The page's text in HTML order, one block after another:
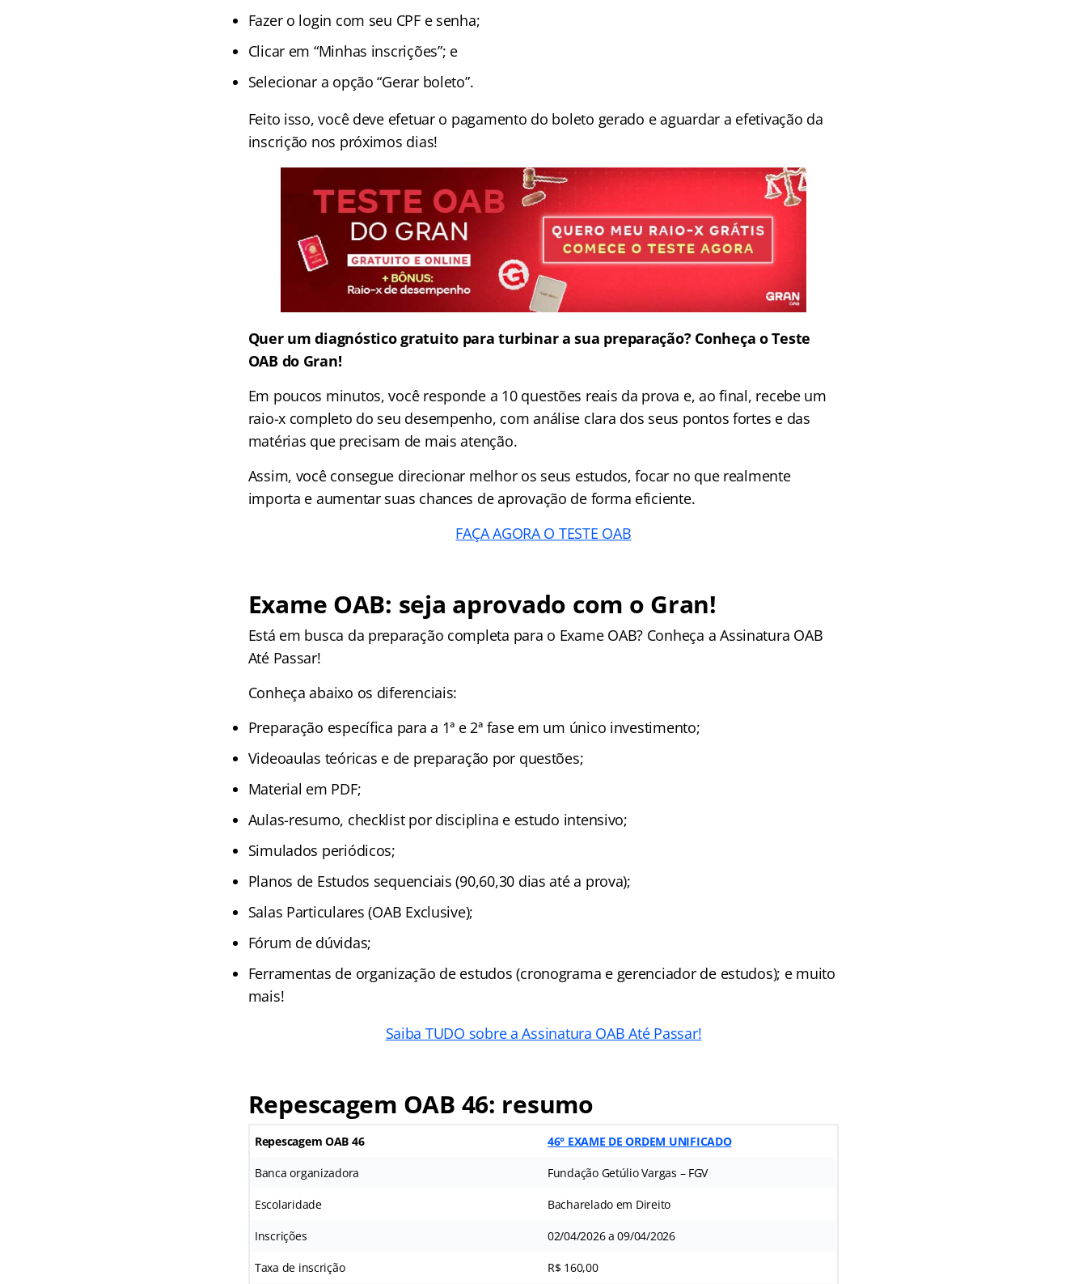
Fazer o login com seu CPF e senha;
Clicar em “Minhas inscrições”; e
Selecionar a opção “Gerar boleto”.
Feito isso, você deve efetuar o pagamento do boleto gerado e aguardar a efetivação da
inscrição nos próximos dias!
Quer um diagnóstico gratuito para turbinar a sua preparação? Conheça o Teste
OAB do Gran!
Em poucos minutos, você responde a 10 questões reais da prova e, ao final, recebe um
raio-x completo do seu desempenho, com análise clara dos seus pontos fortes e das
matérias que precisam de mais atenção.
Assim, você consegue direcionar melhor os seus estudos, focar no que realmente
importa e aumentar suas chances de aprovação de forma eficiente.
FAÇA AGORA O TESTE OAB
Exame OAB: seja aprovado com o Gran!
Está em busca da preparação completa para o Exame OAB? Conheça a Assinatura OAB
Até Passar!
Conheça abaixo os diferenciais:
Preparação específica para a 1ª e 2ª fase em um único investimento;
Videoaulas teóricas e de preparação por questões;
Material em PDF;
Aulas-resumo, checklist por disciplina e estudo intensivo;
Simulados periódicos;
Planos de Estudos sequenciais (90,60,30 dias até a prova);
Salas Particulares (OAB Exclusive);
Fórum de dúvidas;
Ferramentas de organização de estudos (cronograma e gerenciador de estudos); e muito
mais!
Saiba TUDO sobre a Assinatura OAB Até Passar!
Repescagem OAB 46: resumo
Repescagem OAB 46 46° EXAME DE ORDEM UNIFICADO
Banca organizadora Fundação Getúlio Vargas – FGV
Escolaridade Bacharelado em Direito
Inscrições 02/04/2026 a 09/04/2026
Taxa de inscrição R$ 160,00